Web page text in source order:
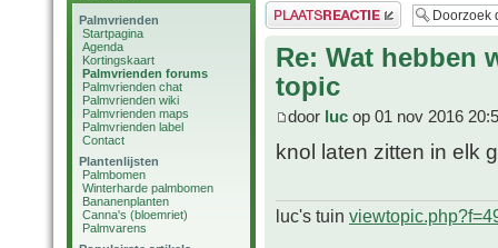
Palmvrienden
Startpagina
Agenda
Kortingskaart
Palmvrienden forums
Palmvrienden chat
Palmvrienden wiki
Palmvrienden maps
Palmvrienden label
Contact
Plantenlijsten
Palmbomen
Winterharde palmbomen
Bananenplanten
Canna's (bloemriet)
Palmvarens
Plaats een reactie
Re: Wat hebben
topic
door luc op 01 nov 2016
knol laten zitten in elk
luc's tuin